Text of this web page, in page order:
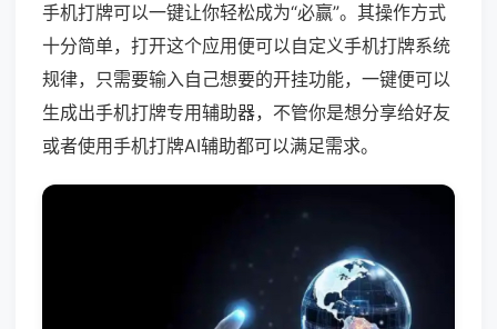
手机打牌可以一键让你轻松成为“必赢”。其操作方式
十分简单，打开这个应用便可以自定义手机打牌系统
规律，只需要输入自己想要的开挂功能，一键便可以
生成出手机打牌专用辅助器，不管你是想分享给好友
或者使用手机打牌AI辅助都可以满足需求。